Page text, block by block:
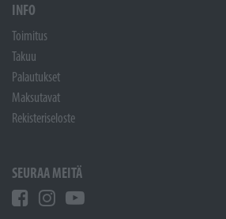
INFO
Toimitus
Takuu
Palautukset
Maksutavat
Rekisteriseloste
SEURAA MEITÄ